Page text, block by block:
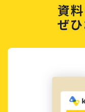
資
ぜ